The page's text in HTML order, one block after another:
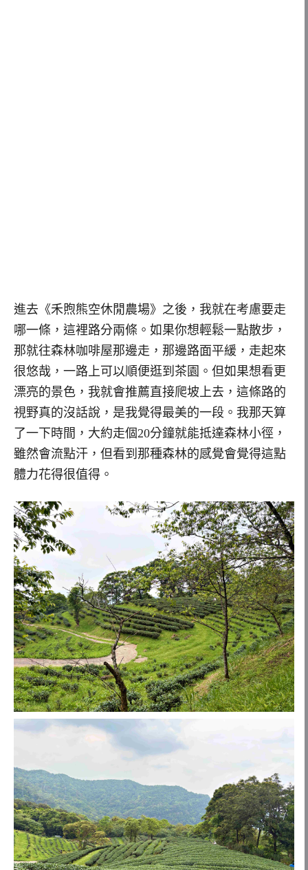
進去《禾煦熊空休閒農場》之後，我就在考慮要走
哪一條，這裡路分兩條。如果你想輕鬆一點散步，
那就往森林咖啡屋那邊走，那邊路面平緩，走起來
很悠哉，一路上可以順便逛到茶園。但如果想看更
漂亮的景色，我就會推薦直接爬坡上去，這條路的
視野真的沒話說，是我覺得最美的一段。我那天算
了一下時間，大約走個20分鐘就能抵達森林小徑，
雖然會流點汗，但看到那種森林的感覺會覺得這點
體力花得很值得。